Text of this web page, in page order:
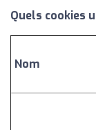
Quels cookies
Nom